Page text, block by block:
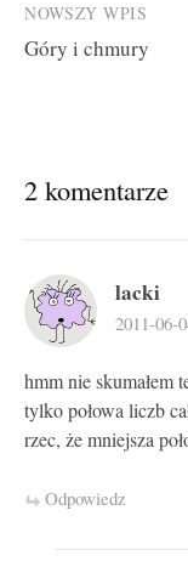
NOWSZY WPIS
Góry i chmury
2 komentarze
lacki
2011-06-
hmm nie skumałem
tylko połowa liczb
rzec, że mniejsza
Odpowiedz